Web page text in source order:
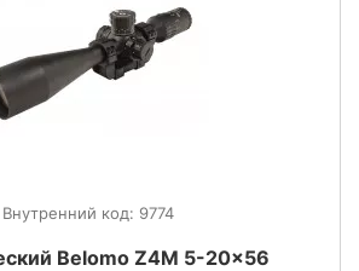
Внутренний код: 9774
Belomo Z4M 5-20x56